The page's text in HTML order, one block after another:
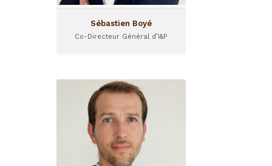
Sébastien Boyé
Co-Directeur Général d’I&P
Raphaël Dumont
Directeur d’investissement
Accelération, Directeur I&P
Accélération au Sahel
Raphaël rejoint I&P en 2016.
Il se concentre désormais
sur l’activité accélération